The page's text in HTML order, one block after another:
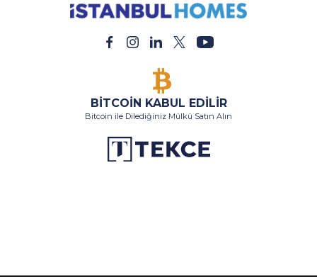
BİTCOİN KABUL EDİLİR
Bitcoin ile Dilediğiniz Mülkü Satın Alın